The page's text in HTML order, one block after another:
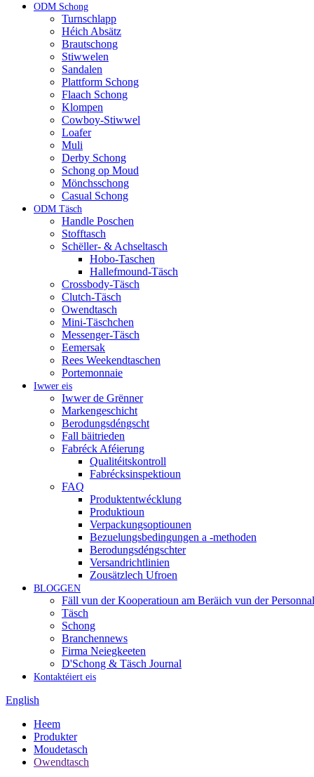
ODM Schong
Turnschlapp
Héich Absätz
Brautschong
Stiwwelen
Sandalen
Plattform Schong
Flaach Schong
Klompen
Cowboy-Stiwwel
Loafer
Muli
Derby Schong
Schong op Moud
Mönchsschong
Casual Schong
ODM Täsch
Handle Poschen
Stofftasch
Schëller- & Achseltasch
Hobo-Taschen
Hallefmound-Täsch
Crossbody-Täsch
Clutch-Täsch
Owendtasch
Mini-Täschchen
Messenger-Täsch
Eemersak
Rees Weekendtaschen
Portemonnaie
Iwwer eis
Iwwer de Grënner
Markengeschicht
Berodungsdéngscht
Fall bäitrieden
Fabréck Aféierung
Qualitéitskontroll
Fabrécksinspektioun
FAQ
Produktentwécklung
Produktioun
Verpackungsoptiounen
Bezuelungsbedingungen a -methoden
Berodungsdéngschter
Versandrichtlinien
Zousätzlech Ufroen
BLOGGEN
Fäll vun der Kooperatioun am Beräich vun der
Täsch
Schong
Branchennews
Firma Neiegkeeten
D'Schong & Täsch Journal
Kontaktéiert eis
English
Heem
Produkter
Moudetasch
Owendtasch